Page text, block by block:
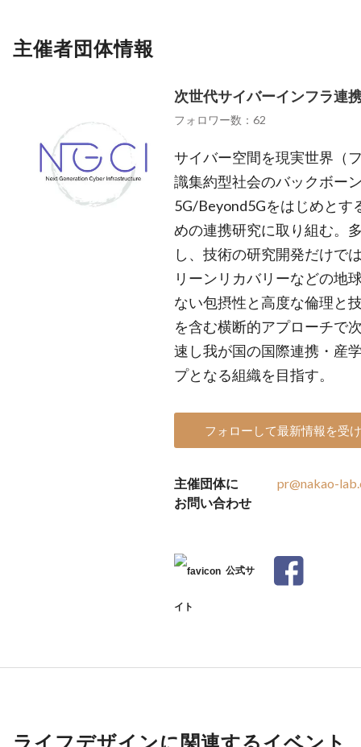
主催者団体情報
次世代サイバーインフラ連
フォロワー数：62
サイバー空間を現実世界（
識集約型社会のバックボー
5G/Beyond5Gをはじめとす
めの連携研究に取り組む。
し、技術の研究開発だけで
リーンリカバリーなどの地
ない包摂性と高度な倫理と
を含む横断的アプローチで
速し我が国の国際連携・産
プとなる組織を目指す。
フォローして最新情報を受
主催団体に
お問い合わせ
pr@nakao-
公式サ
イト
ライフデザインに関連するイベント